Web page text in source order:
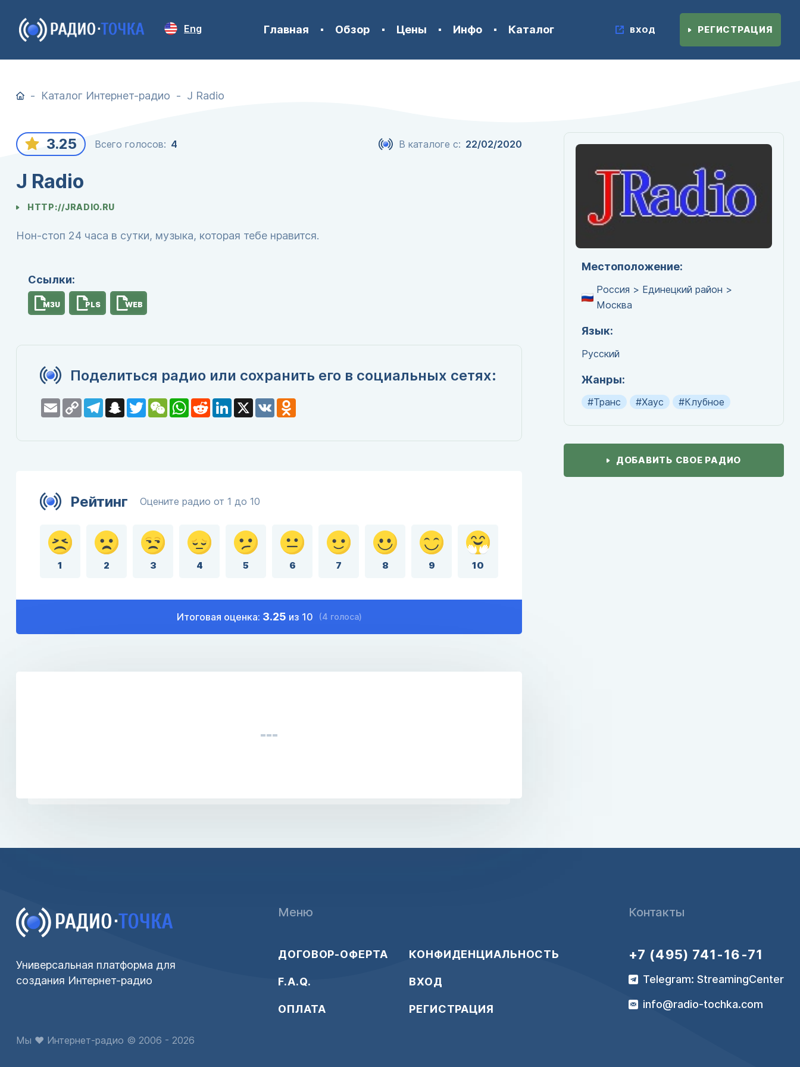
Eng Главная Обзор Цены Инфо Каталог ВХОД РЕГИСТРАЦИЯ
Каталог Интернет-радио J Radio
3.25 Всего голосов: 4 В каталоге с: 22/02/2020
J Radio
HTTP://JRADIO.RU
Нон-стоп 24 часа в сутки, музыка, которая тебе нравится.
Ссылки:
M3U PLS WEB
Поделиться радио или сохранить его в социальных сетях:
Email Copy
Link
TelegramSnapchat
TwitterWeChatWhatsApp
RedditLinkedIn
X VK
Рейтинг Оцените радио от 1 до 10
1 2 3 4 5 6 7 8 9 10
Итоговая оценка: 3.25 из 10 (4 голоса)
Местоположение:
Россия > Единецкий район >
Москва
Язык:
Русский
Жанры:
#Транс #Хаус #Клубное
ДОБАВИТЬ СВОЕ РАДИО
Меню
ДОГОВОР-ОФЕРТА
F.A.Q.
ОПЛАТА
КОНФИДЕНЦИАЛЬНОСТЬ
ВХОД
РЕГИСТРАЦИЯ
Универсальная платформа для
создания Интернет-радио
Контакты
+7 (495) 741-16-71
Telegram: StreamingCenter
info@radio-tochka.com
Мы ♥ Интернет-радио © 2006 - 2026